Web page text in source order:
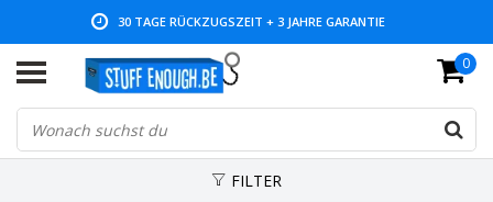
30 TAGE RÜCKZUGSZEIT + 3 JAHRE GARANTIE
NIEDRIGE PREISE UND GROSSE AUSWAHL 0
FILTER